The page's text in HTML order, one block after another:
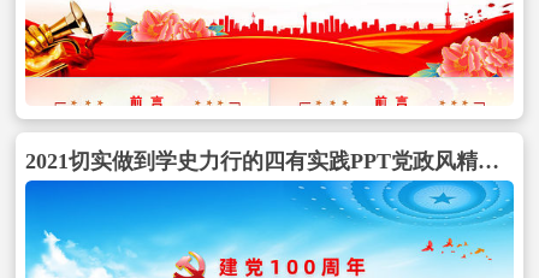
2021切实做到学史力行的四有实践PPT党政风精美党史学习教育专题党课讲稿课件包含